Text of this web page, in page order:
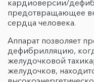
кардиоверсии/
предотвращающее
сердца человека.
Аппарат позволяет
дефибрилляцию,
желудочковой
желудочков,